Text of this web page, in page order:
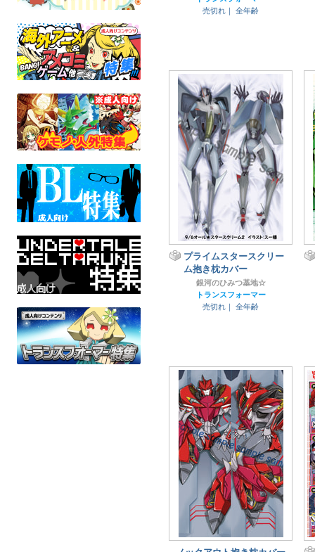
売切れ｜
全年齢
プライムスタースクリー
ム抱き枕カバー
銀河のひみつ基地☆
トランスフォーマー
売切れ｜
全年齢